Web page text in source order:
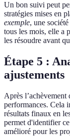
Un bon suivi peut
stratégies mises en
exemple, une
tous les mois, elle a
les résoudre avant
Étape 5 :
ajustements
Après
performances. Cela
résultats finaux en
permet d'identifier
amélioré pour les